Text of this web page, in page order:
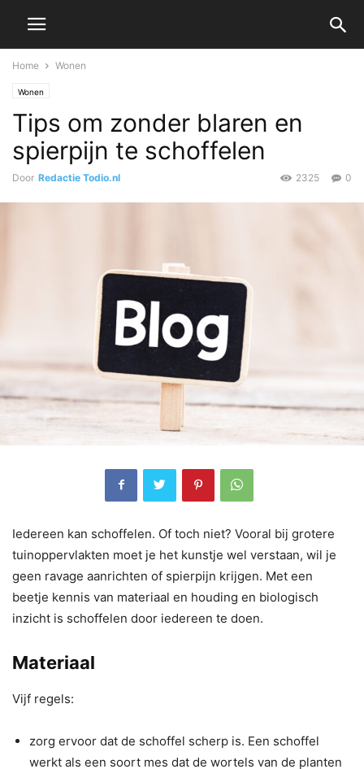
Home Wonen
Wonen
Tips om zonder blaren en
spierpijn te schoffelen
Door Redactie Todio.nl 0
2325
Iedereen kan schoffelen. Of toch niet? Vooral bij grotere
tuinoppervlakten moet je het kunstje wel verstaan, wil je
geen ravage aanrichten of spierpijn krijgen. Met een
beetje kennis van materiaal en houding en biologisch
inzicht is schoffelen door iedereen te doen.
Materiaal
Vijf regels:
zorg ervoor dat de schoffel scherp is. Een schoffel
werkt als een soort mes dat de wortels van de planten